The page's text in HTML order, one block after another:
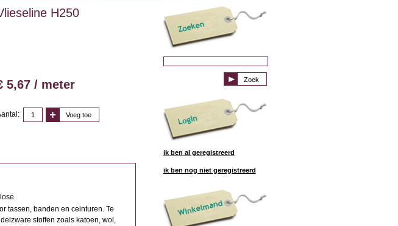
H250
5,67 / meter
Voeg toe
tassen, banden en ceinturen. Te
stoffen zoals katoen, wol,
ik ben al geregistreerd
ik ben nog niet geregistreerd